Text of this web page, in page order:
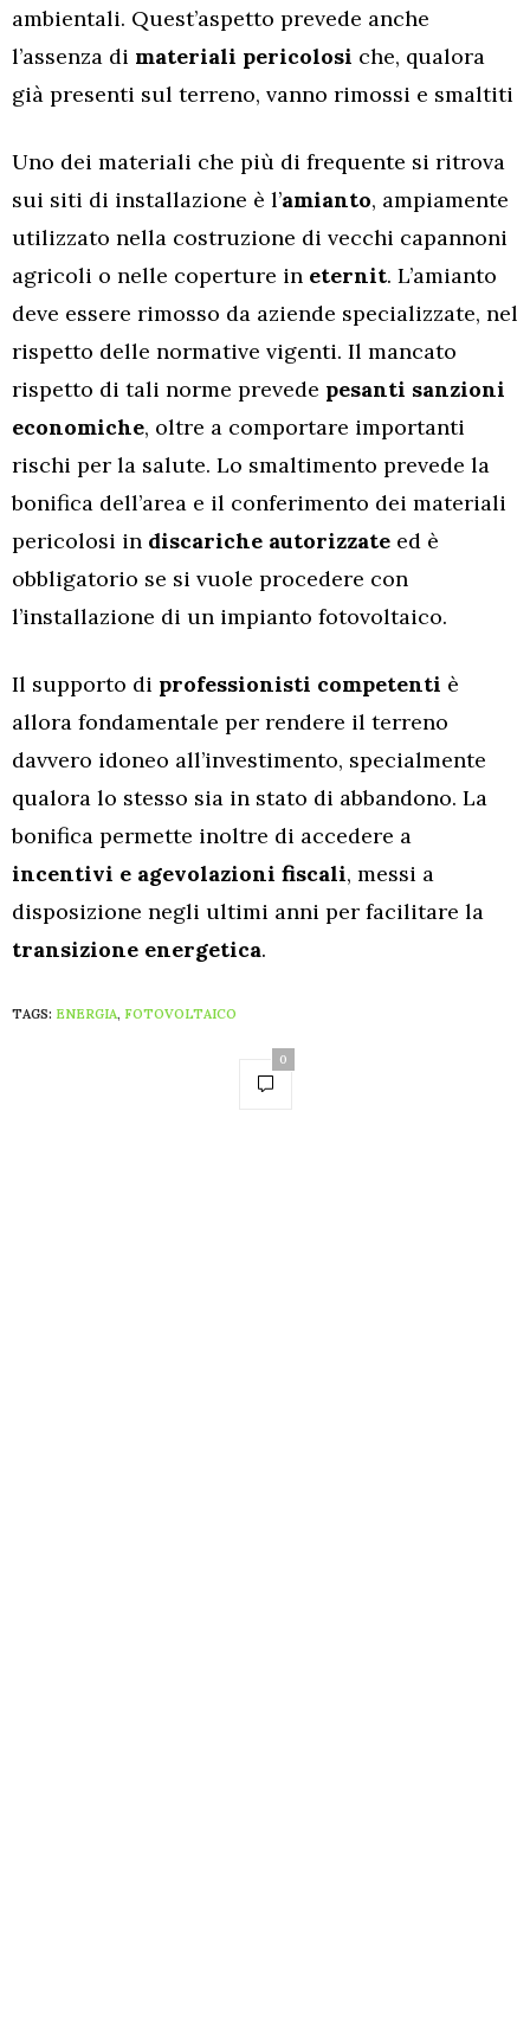
ambientali. Quest’aspetto prevede anche
l’assenza di materiali pericolosi che, qualora
già presenti sul terreno, vanno rimossi e smaltiti
Uno dei materiali che più di frequente si ritrova
sui siti di installazione è l’amianto, ampiamente
utilizzato nella costruzione di vecchi capannoni
agricoli o nelle coperture in eternit. L’amianto
deve essere rimosso da aziende specializzate, nel
rispetto delle normative vigenti. Il mancato
rispetto di tali norme prevede pesanti sanzioni
economiche, oltre a comportare importanti
rischi per la salute. Lo smaltimento prevede la
bonifica dell’area e il conferimento dei materiali
pericolosi in discariche autorizzate ed è
obbligatorio se si vuole procedere con
l’installazione di un impianto fotovoltaico.
Il supporto di professionisti competenti è
allora fondamentale per rendere il terreno
davvero idoneo all’investimento, specialmente
qualora lo stesso sia in stato di abbandono. La
bonifica permette inoltre di accedere a
incentivi e agevolazioni fiscali, messi a
disposizione negli ultimi anni per facilitare la
transizione energetica.
TAGS: ENERGIA, FOTOVOLTAICO
0